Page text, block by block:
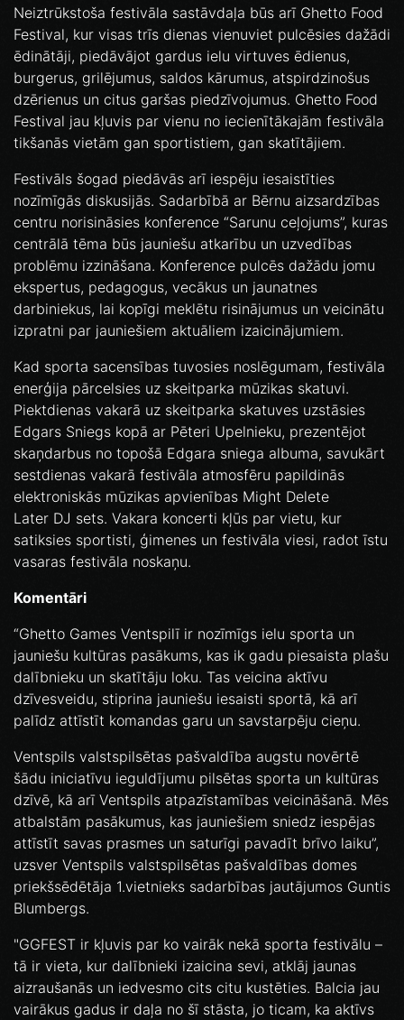
Neiztrūkstoša festivāla sastāvdaļa būs arī Ghetto Food
Festival, kur visas trīs dienas vienuviet pulcēsies dažādi
ēdinātāji, piedāvājot gardus ielu virtuves ēdienus,
burgerus, grilējumus, saldos kārumus, atspirdzinošus
dzērienus un citus garšas piedzīvojumus. Ghetto Food
Festival jau kļuvis par vienu no iecienītākajām festivāla
tikšanās vietām gan sportistiem, gan skatītājiem.
Festivāls šogad piedāvās arī iespēju iesaistīties
nozīmīgās diskusijās. Sadarbībā ar Bērnu aizsardzības
centru norisināsies konference “Sarunu ceļojums”, kuras
centrālā tēma būs jauniešu atkarību un uzvedības
problēmu izzināšana. Konference pulcēs dažādu jomu
ekspertus, pedagogus, vecākus un jaunatnes
darbiniekus, lai kopīgi meklētu risinājumus un veicinātu
izpratni par jauniešiem aktuāliem izaicinājumiem.
Kad sporta sacensības tuvosies noslēgumam, festivāla
enerģija pārcelsies uz skeitparka mūzikas skatuvi.
Piektdienas vakarā uz skeitparka skatuves uzstāsies
Edgars Sniegs kopā ar Pēteri Upelnieku, prezentējot
skaņdarbus no topošā Edgara sniega albuma, savukārt
sestdienas vakarā festivāla atmosfēru papildinās
elektroniskās mūzikas apvienības Might Delete
Later DJ sets. Vakara koncerti kļūs par vietu, kur
satiksies sportisti, ģimenes un festivāla viesi, radot īstu
vasaras festivāla noskaņu.
Komentāri
“Ghetto Games Ventspilī ir nozīmīgs ielu sporta un
jauniešu kultūras pasākums, kas ik gadu piesaista plašu
dalībnieku un skatītāju loku. Tas veicina aktīvu
dzīvesveidu, stiprina jauniešu iesaisti sportā, kā arī
palīdz attīstīt komandas garu un savstarpēju cieņu.
Ventspils valstspilsētas pašvaldība augstu novērtē
šādu iniciatīvu ieguldījumu pilsētas sporta un kultūras
dzīvē, kā arī Ventspils atpazīstamības veicināšanā. Mēs
atbalstām pasākumus, kas jauniešiem sniedz iespējas
attīstīt savas prasmes un saturīgi pavadīt brīvo laiku”,
uzsver Ventspils valstspilsētas pašvaldības domes
priekšsēdētāja 1.vietnieks sadarbības jautājumos Guntis
Blumbergs.
"GGFEST ir kļuvis par ko vairāk nekā sporta festivālu –
tā ir vieta, kur dalībnieki izaicina sevi, atklāj jaunas
aizraušanās un iedvesmo cits citu kustēties. Balcia jau
vairākus gadus ir daļa no šī stāsta, jo ticam, ka aktīvs